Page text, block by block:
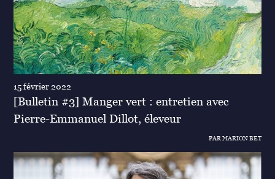
15 février 2022
[Bulletin #3] Manger vert : entretien avec
Pierre-Emmanuel Dillot, éleveur
PAR MARION BET